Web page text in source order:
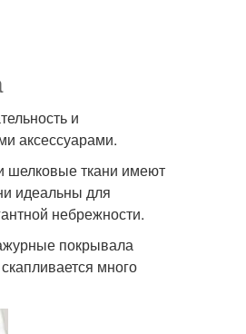
и
аксессуарами.
шелковые ткани имеют
идеальны для
небрежности.
покрывала
много